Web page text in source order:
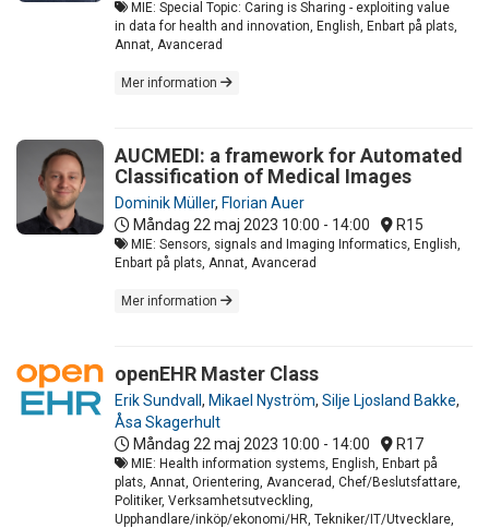
MIE: Special Topic: Caring is Sharing - exploiting value
in data for health and innovation, English, Enbart på plats,
Annat, Avancerad
Mer information
AUCMEDI: a framework for Automated
Classification of Medical Images
Dominik Müller, Florian Auer
Måndag 22 maj 2023 10:00 - 14:00 R15
MIE: Sensors, signals and Imaging Informatics, English,
Enbart på plats, Annat, Avancerad
Mer information
openEHR Master Class
Erik Sundvall , Mikael Nyström, Silje Ljosland Bakke,
Åsa Skagerhult
Måndag 22 maj 2023 10:00 - 14:00 R17
MIE: Health information systems, English, Enbart på
plats, Annat, Orientering, Avancerad, Chef/Beslutsfattare,
Politiker, Verksamhetsutveckling,
Upphandlare/inköp/ekonomi/HR, Tekniker/IT/Utvecklare,